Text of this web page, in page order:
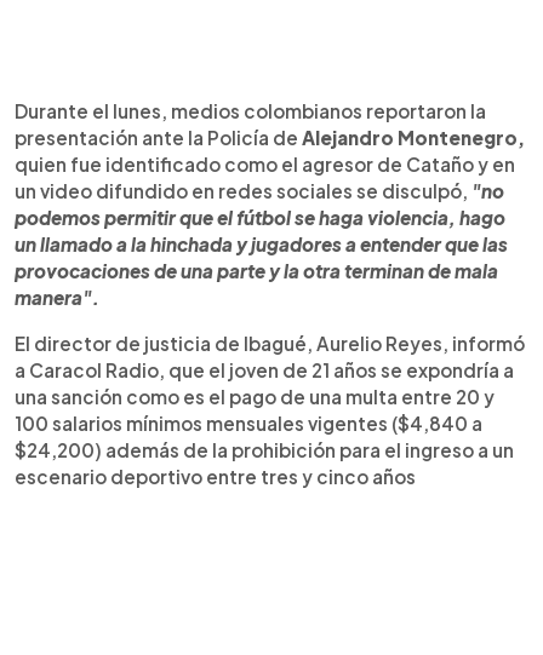
Durante el lunes, medios colombianos reportaron la
presentación ante la Policía de Alejandro Montenegro,
quien fue identificado como el agresor de Cataño y en
un video difundido en redes sociales se disculpó, "no
podemos permitir que el fútbol se haga violencia, hago
un llamado a la hinchada y jugadores a entender que las
provocaciones de una parte y la otra terminan de mala
manera".
El director de justicia de Ibagué, Aurelio Reyes, informó
a Caracol Radio, que el joven de 21 años se expondría a
una sanción como es el pago de una multa entre 20 y
100 salarios mínimos mensuales vigentes ($4,840 a
$24,200) además de la prohibición para el ingreso a un
escenario deportivo entre tres y cinco años